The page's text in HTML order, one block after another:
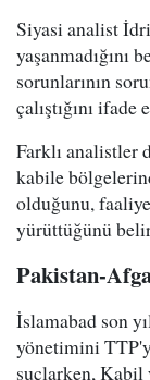
Siyasi analist
yaşanmadığını
sorunlarının
çalıştığını ifade
Farklı analistler
kabile
olduğunu,
yürüttüğünü
Pakistan-
İslamabad son
yönetimini
suçlarken, Kabil